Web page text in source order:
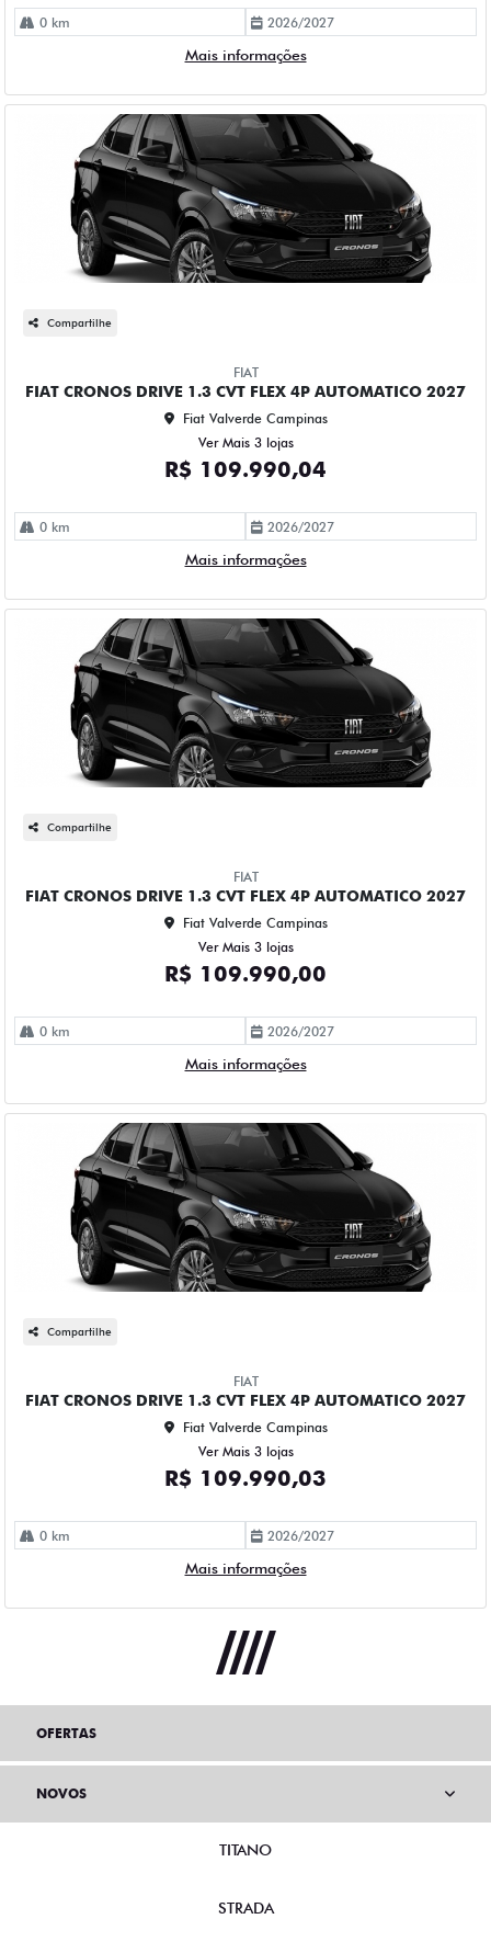
0 km 2026/2027
Mais informações
Compartilhe
FIAT
FIAT CRONOS DRIVE 1.3 CVT FLEX 4P AUTOMATICO 2027
Fiat Valverde Campinas
Ver Mais 3 lojas
R$ 109.990,04
0 km 2026/2027
Mais informações
Compartilhe
FIAT
FIAT CRONOS DRIVE 1.3 CVT FLEX 4P AUTOMATICO 2027
Fiat Valverde Campinas
Ver Mais 3 lojas
R$ 109.990,00
0 km 2026/2027
Mais informações
Compartilhe
FIAT
FIAT CRONOS DRIVE 1.3 CVT FLEX 4P AUTOMATICO 2027
Fiat Valverde Campinas
Ver Mais 3 lojas
R$ 109.990,03
0 km 2026/2027
Mais informações
OFERTAS
NOVOS
TITANO
STRADA